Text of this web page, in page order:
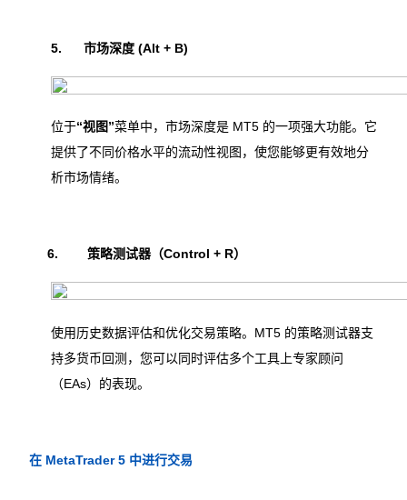
5. 市场深度 (Alt + B)
位于“视图”菜单中，市场深度是 MT5 的一项强大功能。它
提供了不同价格水平的流动性视图，使您能够更有效地分
析市场情绪。
6. 策略测试器（Control + R）
使用历史数据评估和优化交易策略。MT5 的策略测试器支
持多货币回测，您可以同时评估多个工具上专家顾问
（EAs）的表现。
在 MetaTrader 5 中进行交易